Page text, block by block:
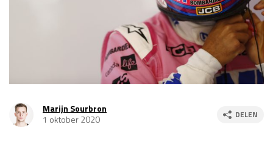
za 13:00 - 15:00
GP VERENIGDE STATEN 2026 23 - 25 okt
Kwalificatie
za 23:00 - 00:00
GP SÃO PAULO 2026
Marijn Sourbron
1 oktober 2020
DELEN